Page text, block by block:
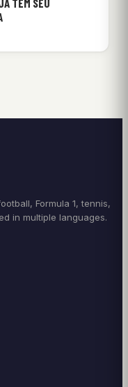
Formula 1, tennis,
in multiple languages.